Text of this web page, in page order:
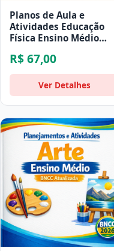
Planos de Aula e
Atividades Educação
Física Ensino Médio
R$ 67,00
Ver Detalhes